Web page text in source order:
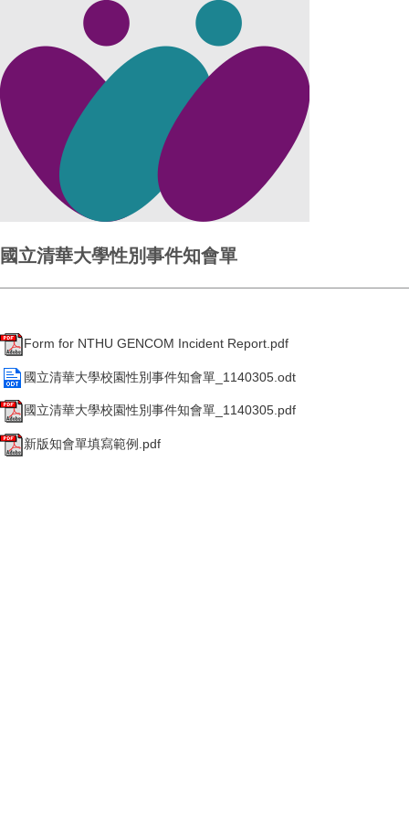
國立清華大學性別事件知會單
Form for NTHU GENCOM Incident Report.pdf
國立清華大學校園性別事件知會單_1140305.odt
國立清華大學校園性別事件知會單_1140305.pdf
新版知會單填寫範例.pdf